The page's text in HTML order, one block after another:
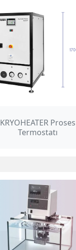
KRYOHEATER Proses
Termostatı